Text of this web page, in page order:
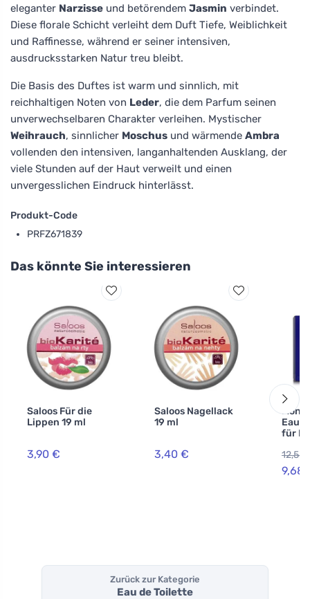
eleganter Narzisse und betörendem Jasmin verbindet.
Diese florale Schicht verleiht dem Duft Tiefe, Weiblichkeit
und Raffinesse, während er seiner intensiven,
ausdrucksstarken Natur treu bleibt.
Die Basis des Duftes ist warm und sinnlich, mit
reichhaltigen Noten von Leder, die dem Parfum seinen
unverwechselbaren Charakter verleihen. Mystischer
Weihrauch, sinnlicher Moschus und wärmende Ambra
vollenden den intensiven, langanhaltenden Ausklang, der
viele Stunden auf der Haut verweilt und einen
unvergesslichen Eindruck hinterlässt.
Produkt-Code
PRFZ671839
Das könnte Sie interessieren
Saloos Für die
Lippen 19 ml
3,90 €
Saloos Nagellack
19 ml
3,40 €
Eau
für
12,58
9,68
Zurück zur Kategorie
Eau de Toilette